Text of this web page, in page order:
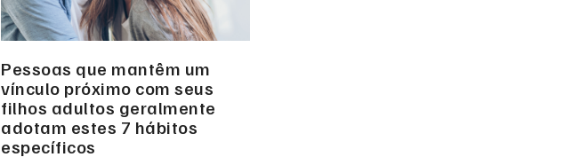
Pessoas que mantêm um
vínculo próximo com seus
filhos adultos geralmente
adotam estes 7 hábitos
específicos